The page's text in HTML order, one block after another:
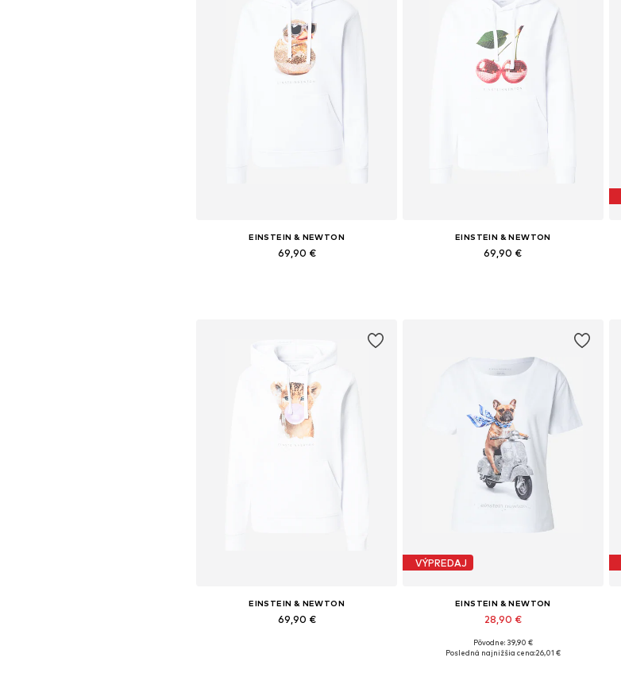
EINSTEIN & NEWTON
69,90 €
EINSTEIN & NEWTON
69,90 €
EINSTEIN & NEWTON
69,90 €
VÝPREDAJ
EINSTEIN & NEWTON
28,90 €
Dostupné veľkosti: M, L
Pôvodne: 39,90 €
Posledná najnižšia cena:26,01 €